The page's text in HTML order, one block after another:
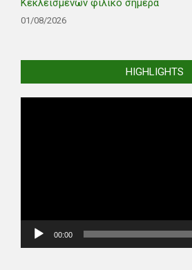
Κεκλεισμένων φιλικό σήμερα
01/08/2026
HIGHLIGHTS
00:00